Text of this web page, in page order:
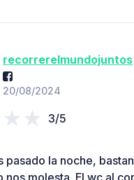
recorrerelmundojuntos
20/08/2024
3/5
pasado la noche,